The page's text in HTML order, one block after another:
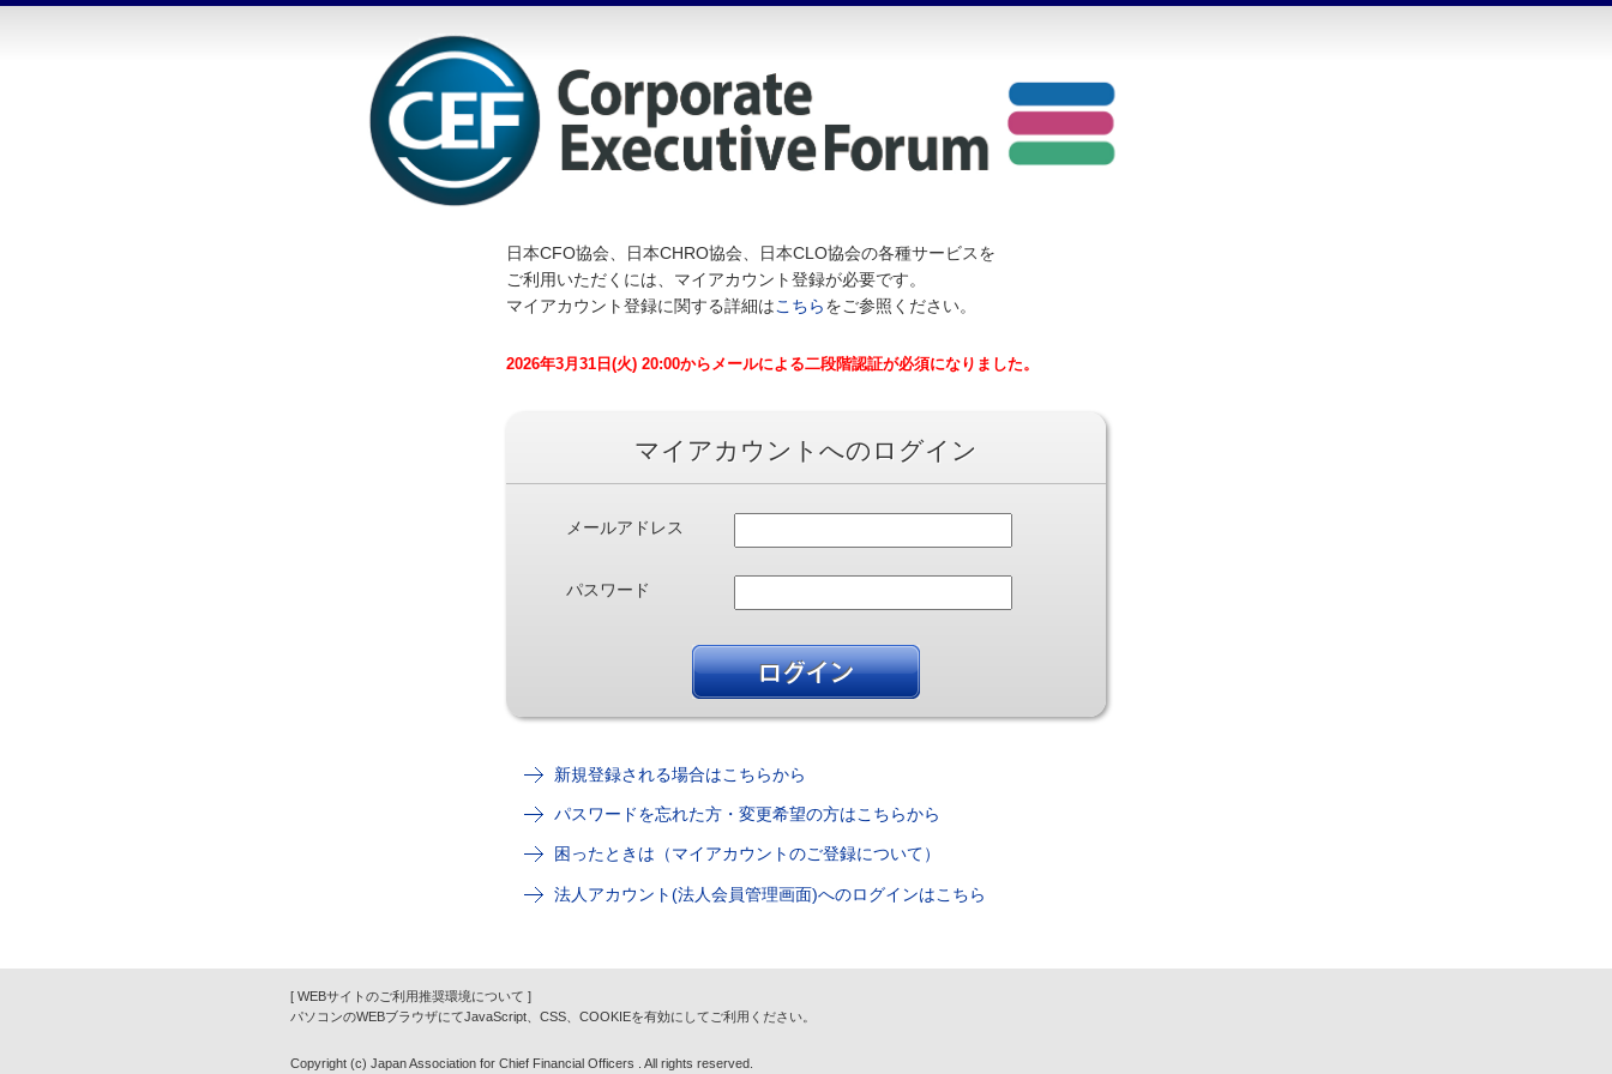
日本CFO協会、日本CHRO協会、日本CLO協会の各種サービスを
ご利用いただくには、マイアカウント登録が必要です。
マイアカウント登録に関する詳細はこちらをご参照ください。
2026年3月31日(火) 20:00からメールによる二段階認証が必須になりました。
マイアカウントへのログイン
メールアドレス
パスワード
新規登録される場合はこちらから
パスワードを忘れた方・変更希望の方はこちらから
困ったときは（マイアカウントのご登録について）
法人アカウント(法人会員管理画面)へのログインはこちら
[ WEBサイトのご利用推奨環境について ]
パソコンのWEBブラウザにてJavaScript、CSS、COOKIEを有効にしてご利用ください。
Copyright (c) Japan Association for Chief Financial Officers . All rights reserved.